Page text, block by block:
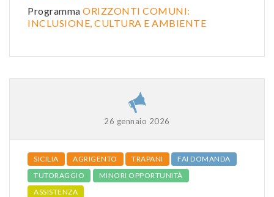
Programma ORIZZONTI COMUNI:
INCLUSIONE, CULTURA E AMBIENTE
26 gennaio 2026
SICILIA AGRIGENTO TRAPANI
FAI DOMANDA
TUTORAGGIO
MINORI OPPORTUNITÀ
ASSISTENZA